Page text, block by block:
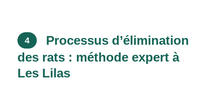
4
Processus d’élimination
des rats : méthode expert à
Les Lilas